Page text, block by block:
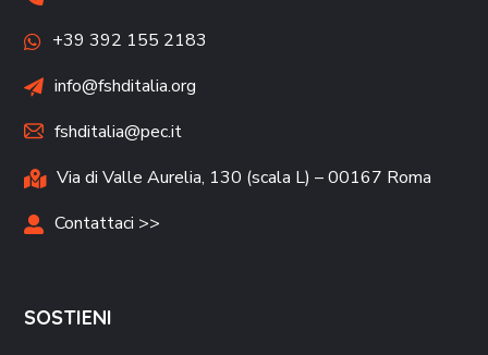
+39 392 155 2183
info@fshditalia.org
fshditalia@pec.it
Via di Valle Aurelia, 130 (scala L) – 00167 Roma
Contattaci >>
SOSTIENI